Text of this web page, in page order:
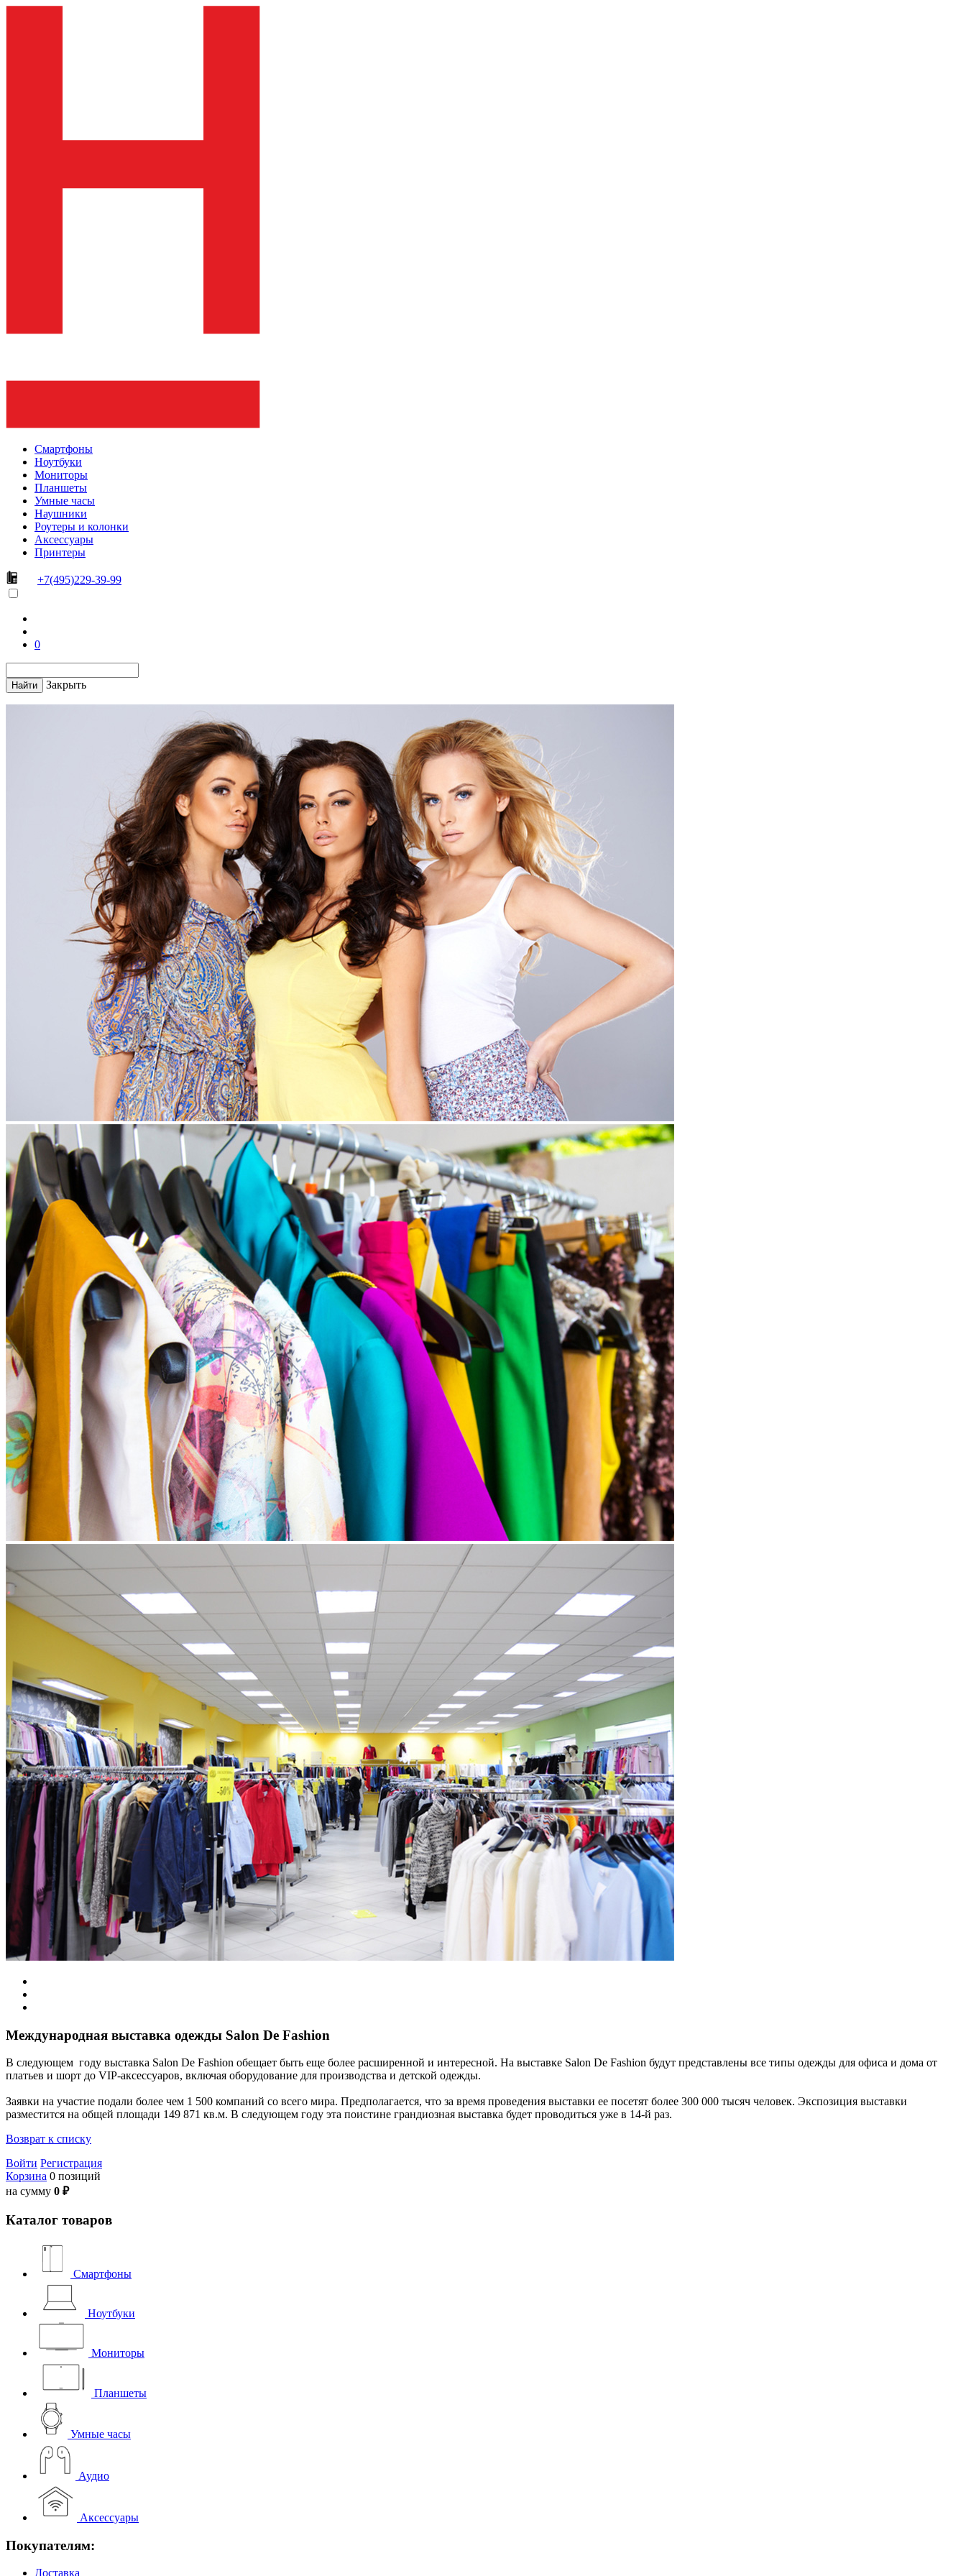
Смартфоны
Ноутбуки
Мониторы
Планшеты
Умные часы
Наушники
Роутеры и колонки
Аксессуары
Принтеры
+7(495)229-39-99
0
Найти Закрыть
Международная выставка одежды Salon De Fashion
В следующем году выставка Salon De Fashion обещает быть еще более расширенной и интересной. На выставке Salon De Fashion будут представлены все типы одежды для офиса и дома от
платьев и шорт до VIP-аксессуаров, включая оборудование для производства и детской одежды.
Заявки на участие подали более чем 1 500 компаний со всего мира. Предполагается, что за время проведения выставки ее посетят более 300 000 тысяч человек. Экспозиция выставки
разместится на общей площади 149 871 кв.м. В следующем году эта поистине грандиозная выставка будет проводиться уже в 14-й раз.
Возврат к списку
Войти Регистрация
Корзина 0 позиций
на сумму 0 ₽
Каталог товаров
Смартфоны
Ноутбуки
Мониторы
Планшеты
Умные часы
Аудио
Аксессуары
Покупателям:
Доставка